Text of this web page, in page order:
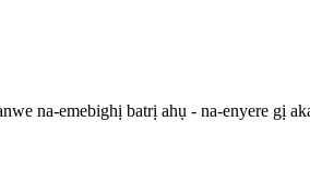
na-emebighị batrị ahụ - na-enyere gị